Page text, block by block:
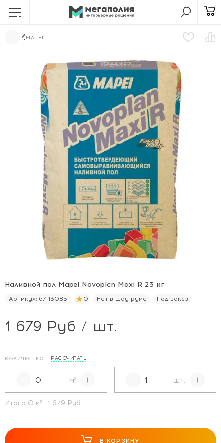
MAPEI
Наливной пол Mapei Novoplan Maxi R 23 кг
Артикул: 67-13085 0 Нет в шоу-руме Под заказ
1 679 Руб / шт.
КОЛИЧЕСТВО РАССЧИТАТЬ
м² шт.
Итого 0 м² 1 679 Руб
В КОРЗИНУ